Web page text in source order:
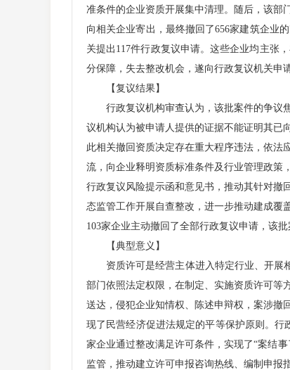
准条件的企业资质开展集中清理。随后，该部
向相关企业寄出，最终撤回了656家建筑企业
关提出117件行政复议申请。这些企业均主张
分保障，失去整改机会，遂向行政复议机关申
【复议结果】
行政复议机构审查认为，该批案件的争议焦
议机构认为被申请人提供的证据不能证明其已
此相关撤回资质决定存在重大程序违法，依法
流，向企业释明资质标准条件及行业管理政策
行政复议风险提示函和意见书，推动其针对撤
态监管工作开展自查整改，进一步推动建成覆
103家企业主动撤回了全部行政复议申请，该批
【典型意义】
资质许可是经营主体进入特定行业、开展相
部门依照法定权限，在制定、实施资质许可等
送达，侵犯企业知情权、陈述申辩权，案涉撤
现了民营经济促进法规定的平等保护原则。行
家企业通过整改满足许可条件，实现了“案结
监管，推动建立许可申报咨询热线、编制申报